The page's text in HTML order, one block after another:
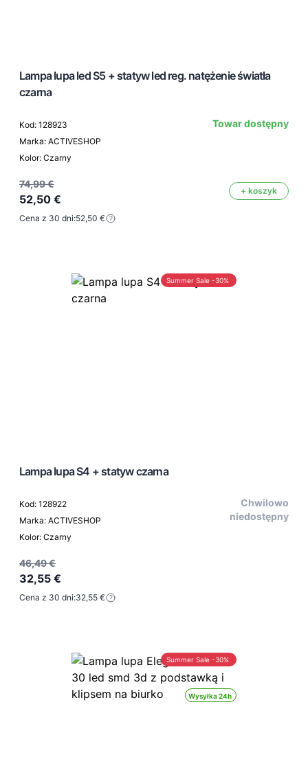
Lampa lupa led S5 + statyw led reg. natężenie światła
czarna
Kod: 128923
Marka: ACTIVESHOP
Kolor: Czarny
Towar dostępny
74,99 €
52,50 €
+ koszyk
Cena z 30 dni:52,50 €
Summer Sale -30%
Lampa lupa S4 + statyw czarna
Kod: 128922
Marka: ACTIVESHOP
Kolor: Czarny
Chwilowo
niedostępny
46,49 €
32,55 €
Cena z 30 dni:32,55 €
Wysyłka 24h
Summer Sale -30%